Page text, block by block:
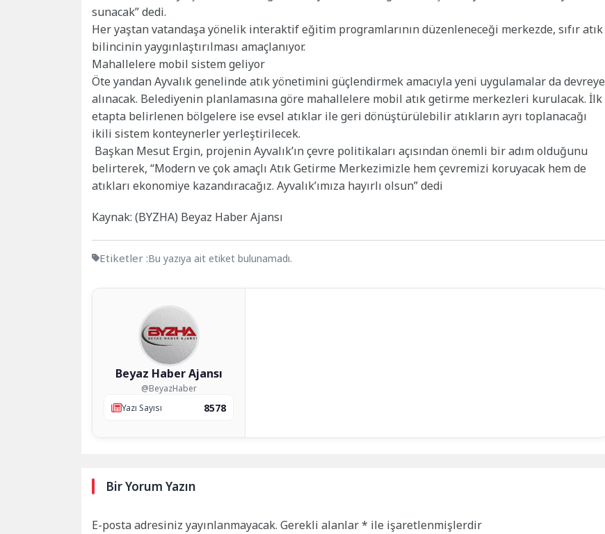
sunacak” dedi.
Her yaştan vatandaşa yönelik interaktif eğitim programlarının düzenleneceği merkezde, sıfır atık
bilincinin yaygınlaştırılması amaçlanıyor.
Mahallelere mobil sistem geliyor
Öte yandan Ayvalık genelinde atık yönetimini güçlendirmek amacıyla yeni uygulamalar da devreye
alınacak. Belediyenin planlamasına göre mahallelere mobil atık getirme merkezleri kurulacak. İlk
etapta belirlenen bölgelere ise evsel atıklar ile geri dönüştürülebilir atıkların ayrı toplanacağı
ikili sistem konteynerler yerleştirilecek.
Başkan Mesut Ergin, projenin Ayvalık’ın çevre politikaları açısından önemli bir adım olduğunu
belirterek, “Modern ve çok amaçlı Atık Getirme Merkezimizle hem çevremizi koruyacak hem de
atıkları ekonomiye kazandıracağız. Ayvalık’ımıza hayırlı olsun” dedi
Kaynak: (BYZHA) Beyaz Haber Ajansı
Etiketler :Bu yazıya ait etiket bulunamadı.
Beyaz Haber Ajansı
@BeyazHaber
Yazı Sayısı
8578
Bir Yorum Yazın
E-posta adresiniz yayınlanmayacak. Gerekli alanlar* ile işaretlenmişlerdir